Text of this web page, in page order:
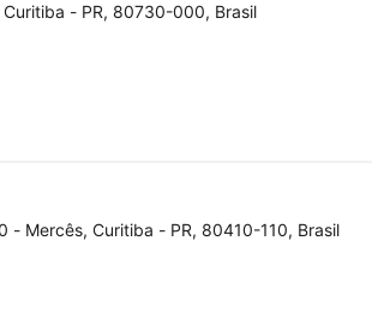
- PR, 80730-000, Brasil
- Mercês, Curitiba - PR, 80410-110, Brasil